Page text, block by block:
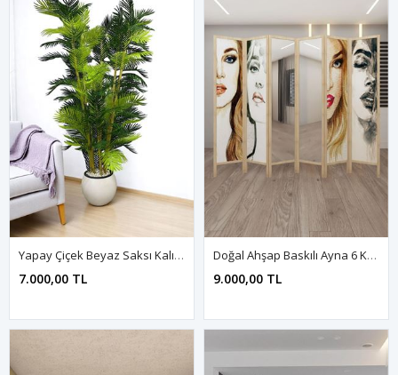
Yapay Çiçek Beyaz Saksı Kalın Bambu Palmiye Ağaç 180 Cm Yükseklik
7.000,00 TL
Doğal Ahşap Baskılı Ayna 6 Kanat Paravan
9.000,00 TL